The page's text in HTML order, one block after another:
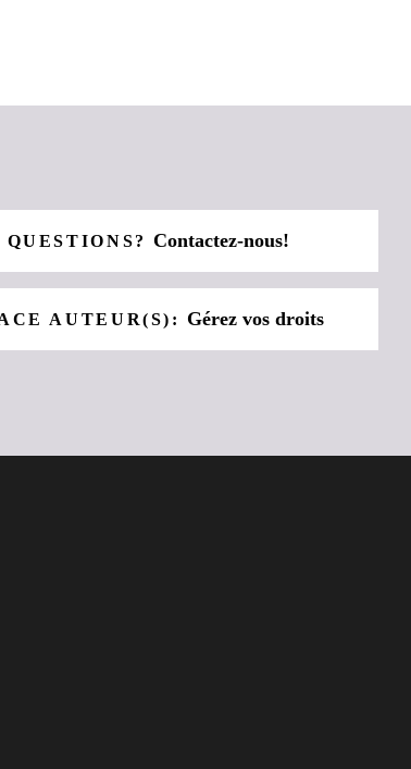
QUESTIONS?Contactez-nous!
AUTEUR(S): Gérez vos droits